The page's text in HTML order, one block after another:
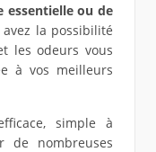
essentielle ou de
la possibilité
les odeurs vous
à vos meilleurs
simple à
de nombreuses